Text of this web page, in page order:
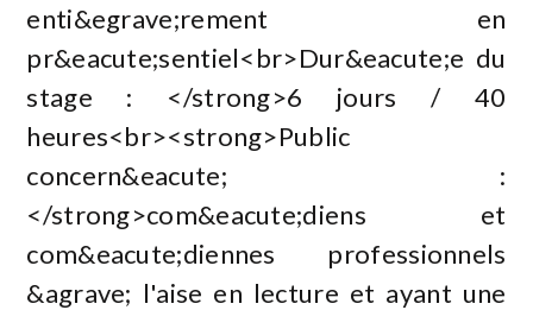
enti&egrave;rement en
pr&eacute;sentiel<br>Dur&eacute;e du
stage : </strong>6 jours / 40
heures<br><strong>Public
concern&eacute; :
</strong>com&eacute;diens et
com&eacute;diennes professionnels
&agrave; l'aise en lecture et ayant une